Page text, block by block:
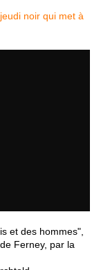
noir qui met à
et des hommes",
Ferney, par la